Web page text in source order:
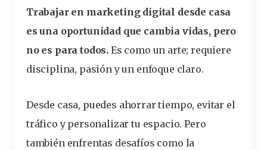
Trabajar en marketing digital desde casa
es una oportunidad que cambia vidas, pero
no es para todos. Es como un arte; requiere
disciplina, pasión y un enfoque claro.
Desde casa, puedes ahorrar tiempo, evitar el
tráfico y personalizar tu espacio. Pero
también enfrentas desafíos como la